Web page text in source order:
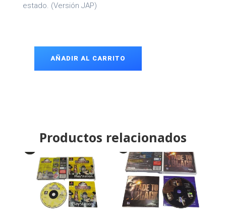
estado. (Versión JAP)
Drácula
AÑADIR AL CARRITO
Productos relacionados